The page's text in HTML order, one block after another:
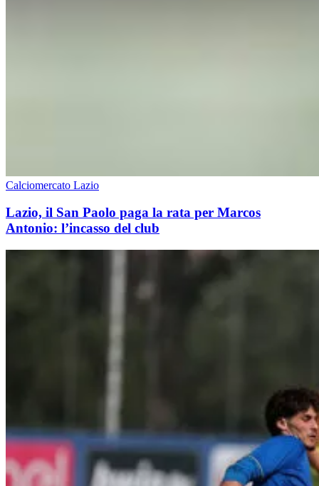
Calciomercato Lazio
Lazio, il San Paolo paga la rata per Marcos
Antonio: l’incasso del club